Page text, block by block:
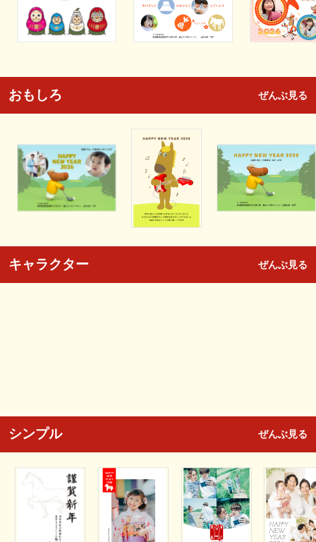
おもしろ ぜんぶ見る
キャラクター ぜんぶ見る
シンプル ぜんぶ見る